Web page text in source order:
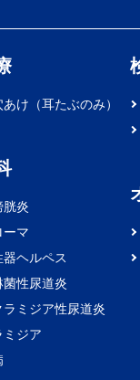
け（耳たぶのみ）
胱炎
ーマ
器ヘルペス
菌性尿道炎
ラミジア性尿道炎
ミジア